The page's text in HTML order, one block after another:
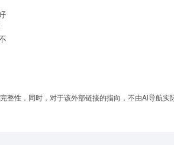
性，同时，对于该外部链接的指向，不由Ai导航